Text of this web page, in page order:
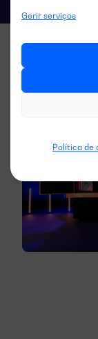
Gerir serviços
Política de